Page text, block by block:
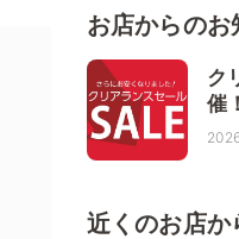
お店からのお
ク
催！
近くのお店か